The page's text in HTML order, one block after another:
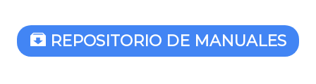
REPOSITORIO DE MANUALES